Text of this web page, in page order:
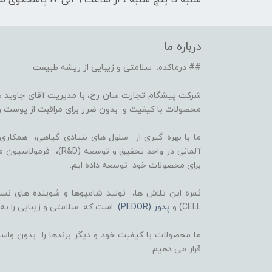
درباره ما
## درماکده: سلامتی و زیبایی از ریشه طبیعت
شرکت پیشگام تجارت سان رخ، با مدیریت آقای
محصولات با کیفیت و بدون ضرر برای مراقبت از پوست
برای محصولات خود توسعه داده ایم.
CELL) و پدور (PEDOR) است که سلامتی و زیبایی را
ما محصولات با کیفیت خود و دیگر برندها را بدون
قرار می دهیم.